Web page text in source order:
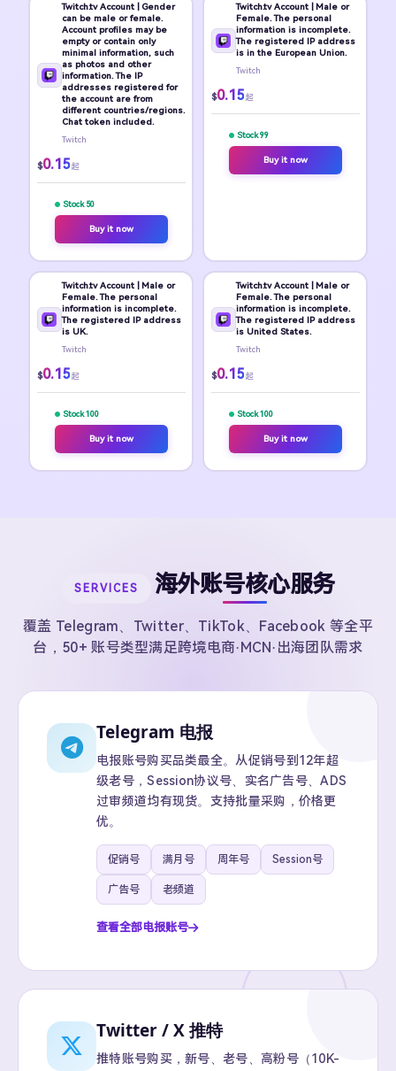
Twitch.tv Account | Gender
can be male or female.
Account profiles may be
empty or contain only
minimal information, such
as photos and other
information. The IP
addresses registered for
the account are from
different countries/regions.
Chat token included.
Twitch
$0.15 起
Stock 50
Buy it now
Twitch.tv Account | Male or
Female. The personal
information is incomplete.
The registered IP address
is in the European Union.
Twitch
$0.15 起
Stock 99
Buy it now
Twitch.tv Account | Male or
Female. The personal
information is incomplete.
The registered IP address
is UK.
Twitch
$0.15 起
Stock 100
Buy it now
Twitch.tv Account | Male or
Female. The personal
information is incomplete.
The registered IP address
is United States.
Twitch
$0.15 起
Stock 100
Buy it now
SERVICES 海外账号核心服务
覆盖 Telegram、Twitter、TikTok、Facebook 等全平
台，50+ 账号类型满足跨境电商·MCN·出海团队需求
Telegram 电报
电报账号购买品类最全。从促销号到12年超
级老号，Session协议号、实名广告号、ADS
过审频道均有现货。支持批量采购，价格更
优。
促销号 满月号 周年号 Session号
广告号 老频道
查看全部电报账号
Twitter / X 推特
推特账号购买，新号、老号、高粉号（10K-